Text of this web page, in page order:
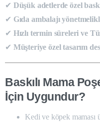
✔ Düşük adetlerde özel
✔ Gıda ambalajı
✔ Hızlı termin süreleri ve
✔ Müşteriye özel tasarım
Baskılı Mama
İçin Uygundur?
Kedi ve köpek maması